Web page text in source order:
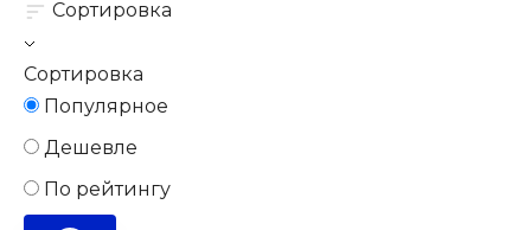
Сортировка
Сортировка
Популярное
Дешевле
По рейтингу